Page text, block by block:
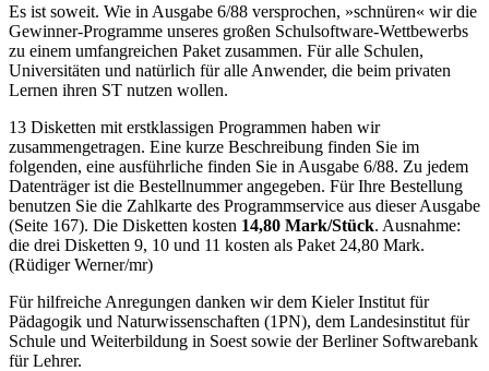
Es ist soweit. Wie in Ausgabe 6/88 versprochen, »schnüren« wir die
Gewinner-Programme unseres großen Schulsoftware-Wettbewerbs
zu einem umfangreichen Paket zusammen. Für alle Schulen,
Universitäten und natürlich für alle Anwender, die beim privaten
Lernen ihren ST nutzen wollen.
13 Disketten mit erstklassigen Programmen haben wir
zusammengetragen. Eine kurze Beschreibung finden Sie im
folgenden, eine ausführliche finden Sie in Ausgabe 6/88. Zu jedem
Datenträger ist die Bestellnummer angegeben. Für Ihre Bestellung
benutzen Sie die Zahlkarte des Programmservice aus dieser Ausgabe
(Seite 167). Die Disketten kosten 14,80 Mark/Stück. Ausnahme:
die drei Disketten 9, 10 und 11 kosten als Paket 24,80 Mark.
(Rüdiger Werner/mr)
Für hilfreiche Anregungen danken wir dem Kieler Institut für
Pädagogik und Naturwissenschaften (1PN), dem Landesinstitut für
Schule und Weiterbildung in Soest sowie der Berliner Softwarebank
für Lehrer.